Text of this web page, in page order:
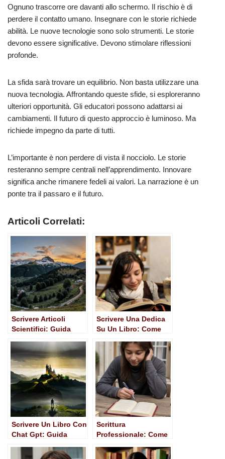
Ognuno trascorre ore davanti allo schermo. Il rischio è di
perdere il contatto umano. Insegnare con le storie richiede
abilità. Le nuove tecnologie sono solo strumenti. Le storie
devono essere significative. Devono stimolare riflessioni
profonde.
La sfida sarà trovare un equilibrio. Non basta utilizzare una
nuova tecnologia. Affrontando queste sfide, si esploreranno
ulteriori opportunità. Gli educatori possono adattarsi ai
cambiamenti. Il futuro di questo approccio è luminoso. Ma
richiede impegno da parte di tutti.
L’importante è non perdere di vista il nocciolo. Le storie
resteranno sempre centrali nell’apprendimento. Innovare
significa anche rimanere fedeli ai valori. La narrazione è un
ponte tra il passaro e il futuro.
Articoli Correlati:
Scrivere Articoli
Scientifici: Guida
Ricercatori e Studenti
Scrivere Una Dedica
Su Un Libro: Come
Presente
Scrivere Un Libro Con
Chat Gpt: Guida
Emergenti
Scrittura
Professionale: Come
Comunicazione